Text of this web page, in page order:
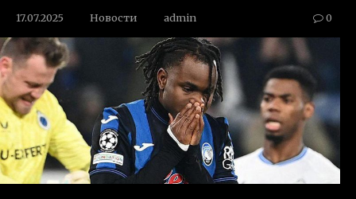
17.07.2025 Новости admin 0